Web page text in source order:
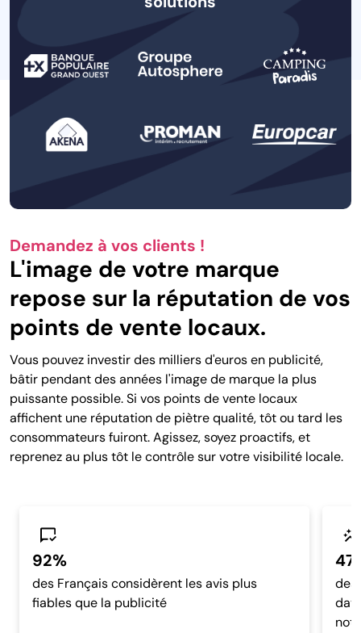
Demandez à vos clients !
L'image de votre marque
repose sur la réputation de vos
points de vente locaux.
Vous pouvez investir des milliers d'euros en publicité,
bâtir pendant des années l'image de marque la plus
puissante possible. Si vos points de vente locaux
affichent une réputation de piètre qualité, tôt ou tard les
consommateurs fuiront. Agissez, soyez proactifs, et
reprenez au plus tôt le contrôle sur votre visibilité locale.
92%
des Français considèrent les avis plus
fiables que la publicité
des